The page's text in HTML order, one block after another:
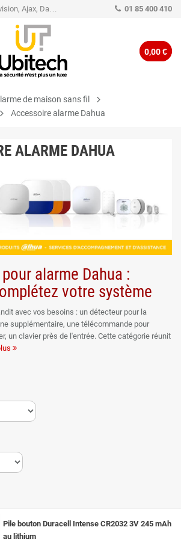
Distributeur officiel Hikvision, Ajax, Dahua, TP-Link - Caméra de vidéo surveillance - Alarme 01 85 400 410
0,00 €
de maison sans fil
Accessoire alarme Dahua
ALARME DAHUA
alarme Dahua :
votre système
avec vos besoins : un détecteur pour la
supplémentaire, une télécommande pour
un clavier près de l'entrée. Cette catégorie réunit
de mouvement pour les pièces et les
des détecteurs spécialisés, extérieur, bris
un détecteur, c'est fermer une entrée que votre
ouverte : chaque pièce sensible mérite le
et le pilotage
complète la centrale : plus elle est
Pile bouton Duracell Intense CR2032 3V 245 mAh
au lithium